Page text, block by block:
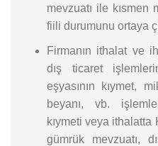
mevzuatı ile kısmen
fiili durumunu ortaya
Firmanın ithalat ve
dış ticaret
eşyasının kıymet,
beyanı, vb.
kıymeti veya ithalatta
gümrük mevzuatı,